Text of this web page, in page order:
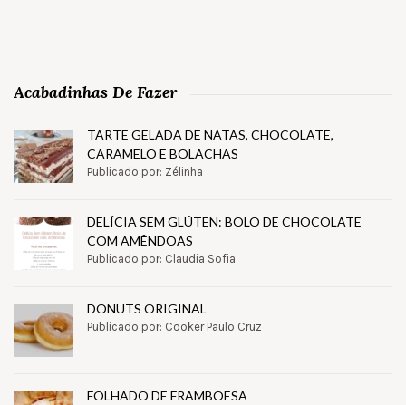
Acabadinhas De Fazer
TARTE GELADA DE NATAS, CHOCOLATE,
CARAMELO E BOLACHAS
Publicado por: Zélinha
DELÍCIA SEM GLÚTEN: BOLO DE CHOCOLATE
COM AMÊNDOAS
Publicado por: Claudia Sofia
DONUTS ORIGINAL
Publicado por: Cooker Paulo Cruz
FOLHADO DE FRAMBOESA